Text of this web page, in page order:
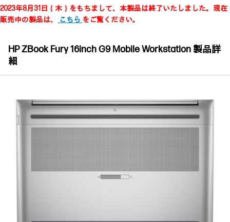
2023年8月31日（木）をもちまして、本製品は終了いたしました。現在
販売中の製品は、
こちら をご覧ください。
HP ZBook Fury 16inch G9 Mobile Workstation 製品詳
細